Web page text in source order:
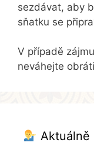
sezdávat, aby
sňatku se
V případě
neváhejte
Aktuálně